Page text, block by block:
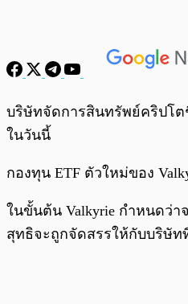
พร้อมเล่น
บริษัทจัดการสินทรัพย์คริปโต
ในวันนี้
กองทุน ETF ตัวใหม่ของ
ในขั้นต้น Valkyrie กำหนดว่า
สุทธิจะถูกจัดสรรให้กับบริษัท